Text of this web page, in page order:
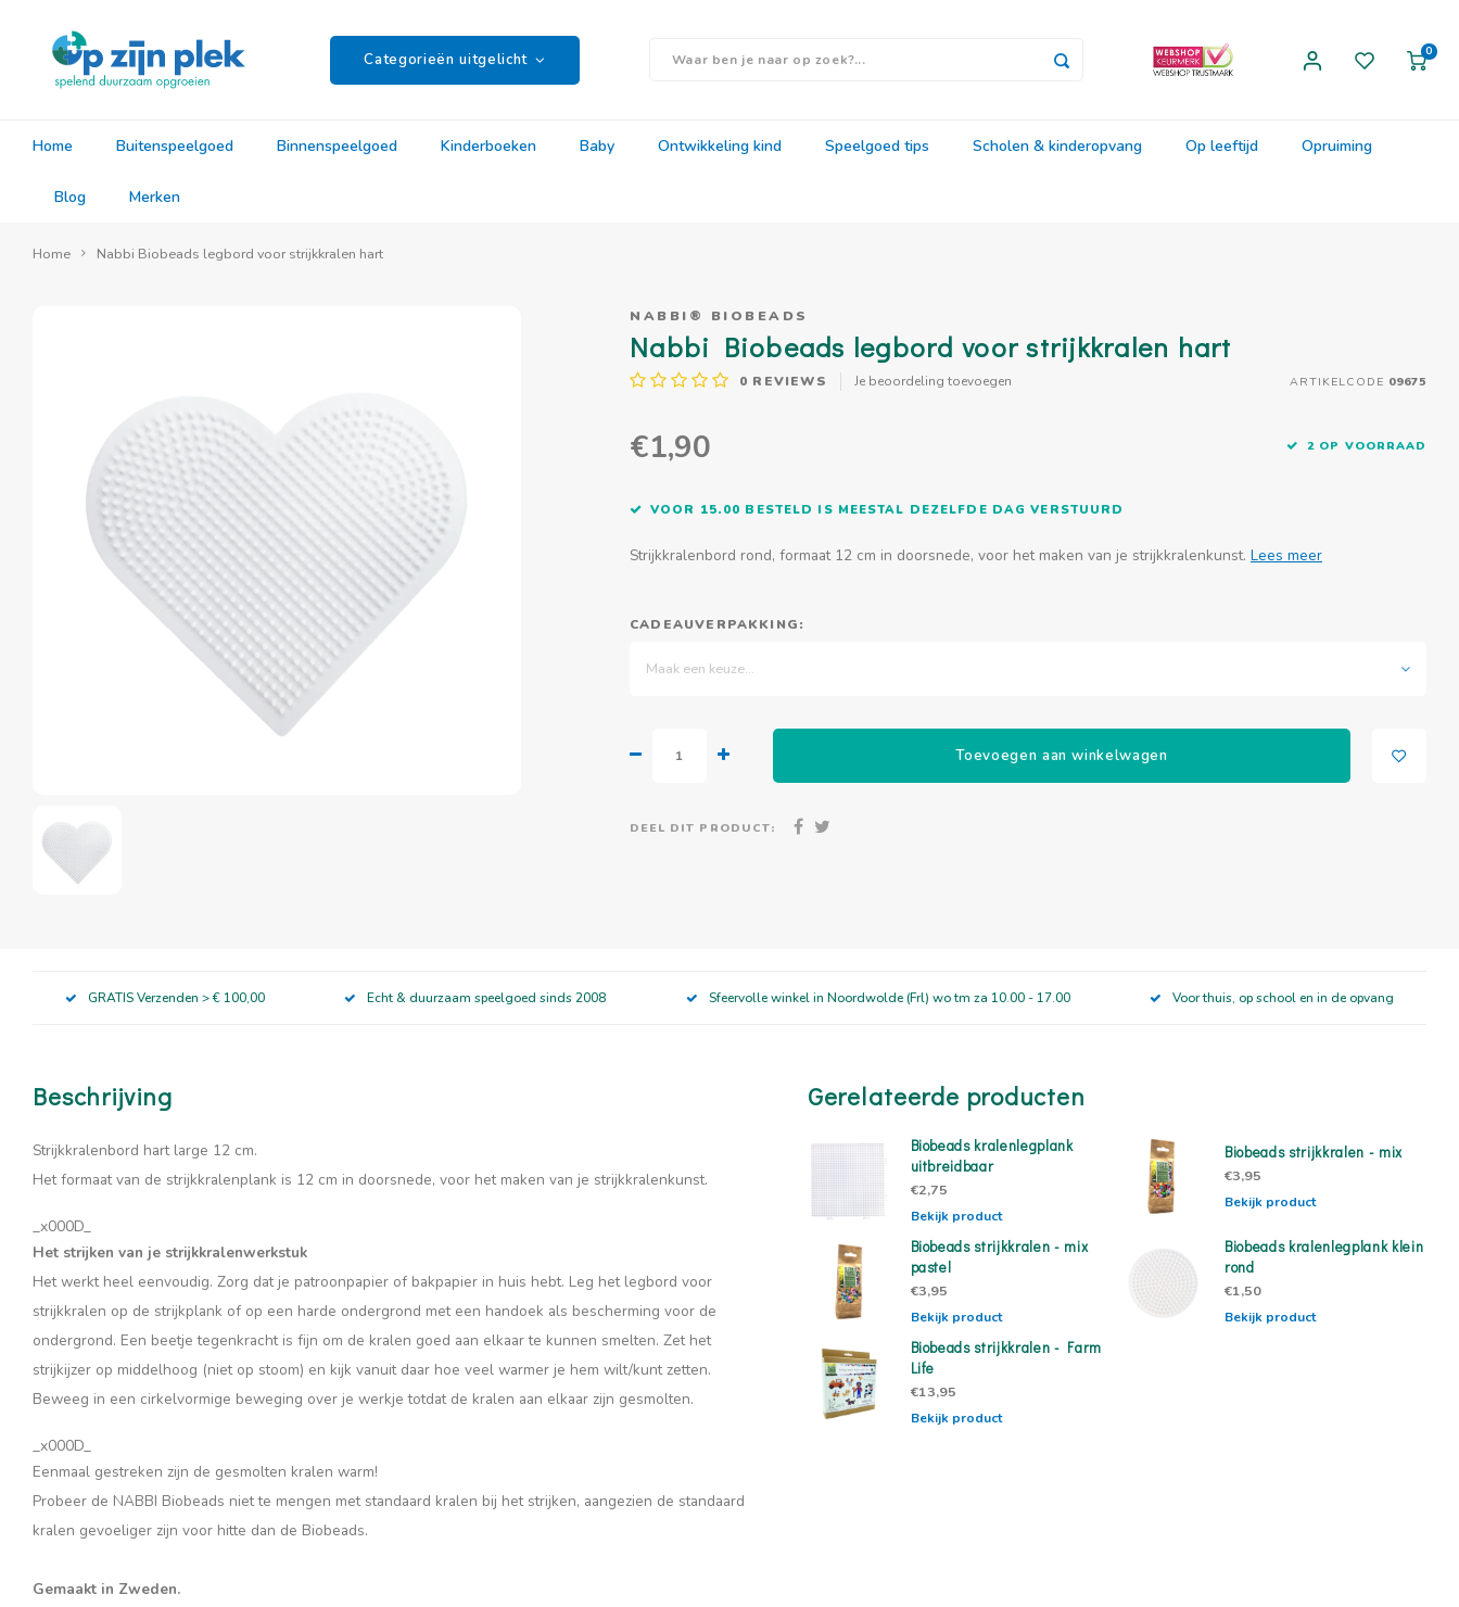
Categorieën uitgelicht 0
Home Buitenspeelgoed Binnenspeelgoed Kinderboeken Baby Ontwikkeling kind Speelgoed tips Scholen & kinderopvang Op leeftijd Opruiming
Blog Merken
Home Nabbi Biobeads legbord voor strijkkralen hart
NABBI® BIOBEADS
Nabbi Biobeads legbord voor strijkkralen hart
0 REVIEWS Je beoordeling toevoegen ARTIKELCODE 09675
€1,90 2 OP VOORRAAD
VOOR 15.00 BESTELD IS MEESTAL DEZELFDE DAG VERSTUURD
Strijkkralenbord rond, formaat 12 cm in doorsnede, voor het maken van je strijkkralenkunst. Lees meer
CADEAUVERPAKKING:
Maak een keuze...
Toevoegen aan winkelwagen
DEEL DIT PRODUCT:
GRATIS Verzenden > € 100,00 Echt & duurzaam speelgoed sinds 2008 Sfeervolle winkel in Noordwolde (Frl) wo tm za 10.00 - 17.00 Voor thuis, op school en in de opvang
Beschrijving
Strijkkralenbord hart large 12 cm.
Het formaat van de strijkkralenplank is 12 cm in doorsnede, voor het maken van je strijkkralenkunst.
_x000D_
Het strijken van je strijkkralenwerkstuk
Het werkt heel eenvoudig. Zorg dat je patroonpapier of bakpapier in huis hebt. Leg het legbord voor
strijkkralen op de strijkplank of op een harde ondergrond met een handoek als bescherming voor de
ondergrond. Een beetje tegenkracht is fijn om de kralen goed aan elkaar te kunnen smelten. Zet het
strijkijzer op middelhoog (niet op stoom) en kijk vanuit daar hoe veel warmer je hem wilt/kunt zetten.
Beweeg in een cirkelvormige beweging over je werkje totdat de kralen aan elkaar zijn gesmolten.
_x000D_
Eenmaal gestreken zijn de gesmolten kralen warm!
Probeer de NABBI Biobeads niet te mengen met standaard kralen bij het strijken, aangezien de standaard
kralen gevoeliger zijn voor hitte dan de Biobeads.
Gemaakt in Zweden.
Gerelateerde producten
Biobeads kralenlegplank
uitbreidbaar
€2,75
Bekijk product
Biobeads strijkkralen - mix
€3,95
Bekijk product
Biobeads strijkkralen - mix
pastel
€3,95
Bekijk product
Biobeads kralenlegplank klein
rond
€1,50
Bekijk product
Biobeads strijkkralen - Farm
Life
€13,95
Bekijk product